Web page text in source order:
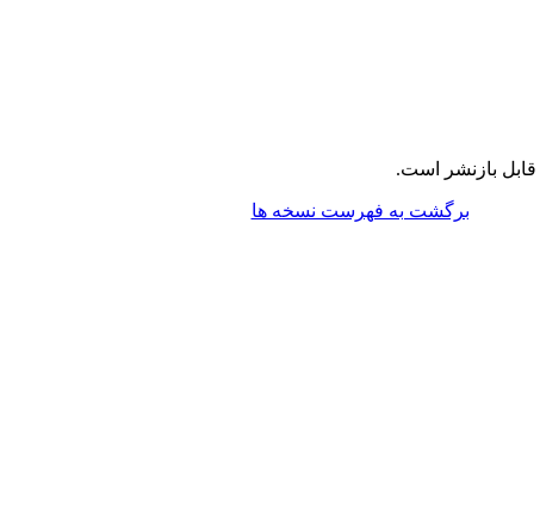
قابل بازنشر است.
برگشت به فهرست نسخه ها